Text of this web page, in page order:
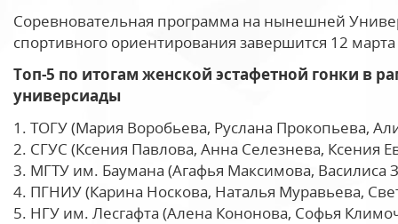
Соревновательная программа на нынешней
спортивного ориентирования завершится 12
Топ-5 по итогам женской эстафетной гонки в
универсиады
1. ТОГУ (Мария Воробьева, Руслана Прокопьева,
2. СГУС (Ксения Павлова, Анна Селезнева, Ксения
3. МГТУ им. Баумана (Агафья Максимова, Василиса
4. ПГНИУ (Карина Носкова, Наталья Муравьева,
5. НГУ им. Лесгафта (Алена Кононова, Софья